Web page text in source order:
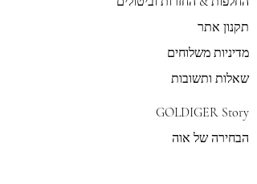
תקנון אתר
מדיניות משלוחים
שאלות ותשובות
GOLDIGER Story
הבחירה של אוה